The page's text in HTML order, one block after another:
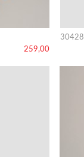
259,00
30428
Bekijk